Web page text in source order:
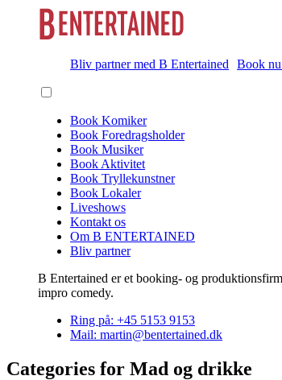
Bliv partner med B Entertained Book
Book Komiker
Book Foredragsholder
Book Musiker
Book Aktivitet
Book Tryllekunstner
Book Lokaler
Liveshows
Kontakt os
Om B ENTERTAINED
Bliv partner
B Entertained er et booking- og
impro comedy.
Ring på: +45 5153 9153
Mail: martin@bentertained.dk
Categories for Mad og drikke